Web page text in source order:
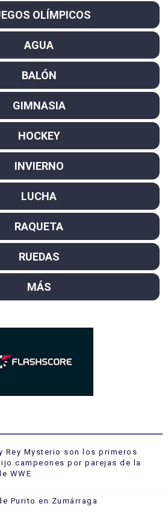
OLÍMPICOS
AGUA
BALÓN
GIMNASIA
HOCKEY
INVIERNO
LUCHA
RAQUETA
RUEDAS
MÁS
Rey Mysterio son los primeros
campeones por parejas de la
WWE
Purito en Zumárraga